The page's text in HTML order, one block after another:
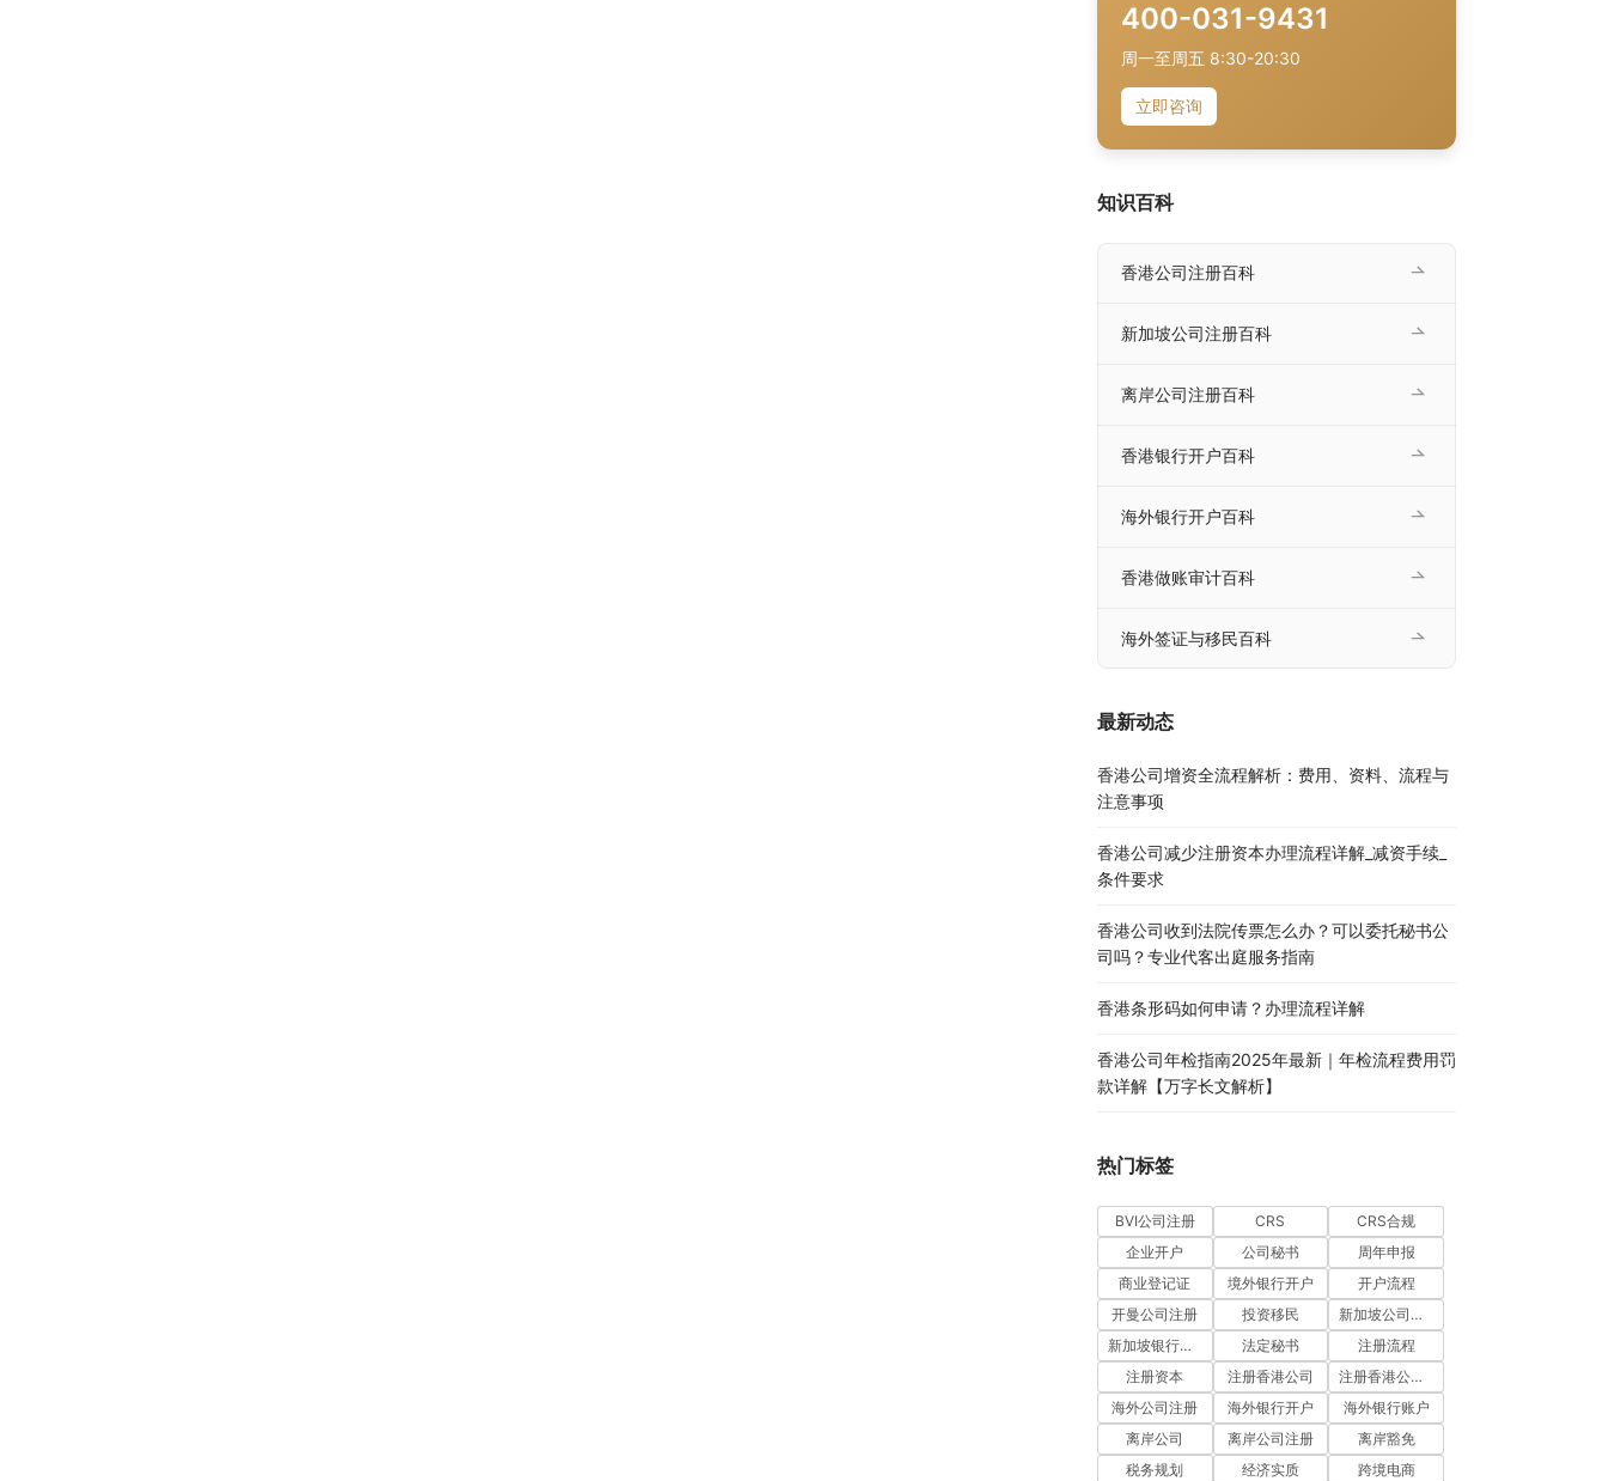
400-031-9431
周一至周五 8:30-20:30
立即咨询
知识百科
香港公司注册百科
新加坡公司注册百科
离岸公司注册百科
香港银行开户百科
海外银行开户百科
香港做账审计百科
海外签证与移民百科
最新动态
香港公司增资全流程解析：费用、资料、流程与
注意事项
香港公司减少注册资本办理流程详解_减资手续_
条件要求
香港公司收到法院传票怎么办？可以委托秘书公
司吗？专业代客出庭服务指南
香港条形码如何申请？办理流程详解
香港公司年检指南2025年最新｜年检流程费用罚
款详解【万字长文解析】
热门标签
BVI公司注册 CRS
CRS合规
企业开户
公司秘书
周年申报
商业登记证
境外银行开户
开户流程
开曼公司注册
投资移民
新加坡公司注册
新加坡银行开户
法定秘书
注册流程
注册资本
注册香港公司
注册香港公司流程
海外公司注册
海外银行开户
海外银行账户
离岸公司
离岸公司注册
离岸豁免
税务规划
经济实质
跨境电商